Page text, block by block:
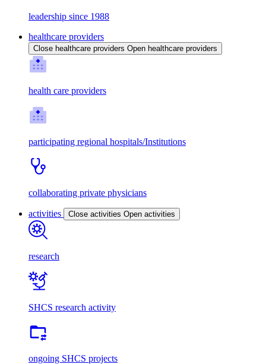
leadership since 1988
healthcare providers
Close healthcare providers Open healthcare providers
health care providers
participating regional hospitals/Institutions
collaborating private physicians
activities Close activities Open activities
research
SHCS research activity
ongoing SHCS projects